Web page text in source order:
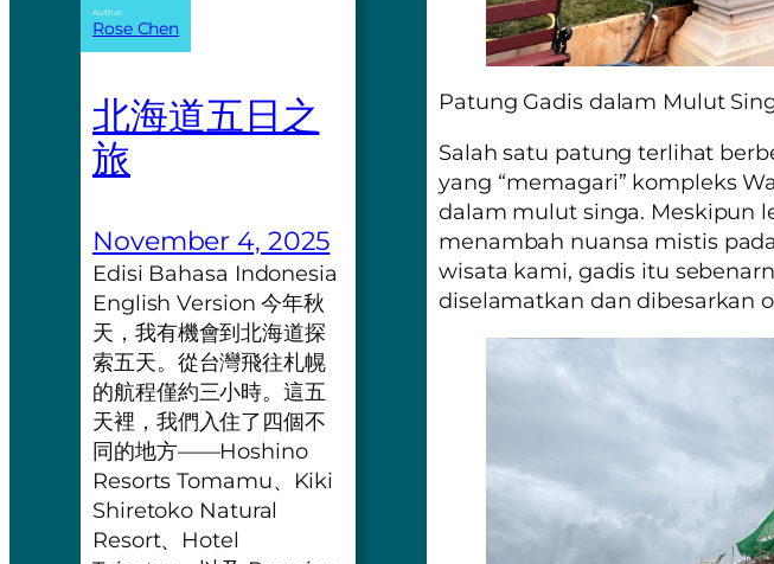
Author:
Rose Chen
北海道五日之
旅
November 4, 2025
Edisi Bahasa Indonesia
English Version 今年秋
天，我有機會到北海道探
索五天。從台灣飛往札幌
的航程僅約三小時。這五
天裡，我們入住了四個不
同的地方——Hoshino
Resorts Tomamu、Kiki
Shiretoko Natural
Resort、Hotel
Patung Gadis dalam Mulut
Salah satu patung terlihat
yang “memagari” kompleks
dalam mulut singa. Meskipun
menambah nuansa mistis
wisata kami, gadis itu
diselamatkan dan dibesarkan